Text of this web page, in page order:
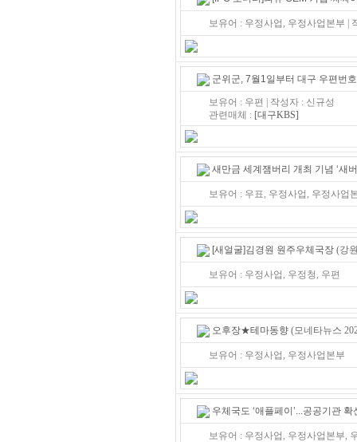
보유어 : 우정사업, 우정사업본부
군위군, 7월1일부터 대구 우편번
보유어 : 우편 | 작성자 : 신규성
관련매체 : [대구KBS]
새만금 세계잼버리 개최 기념 ‘새
보유어 : 우표, 우정사업, 우정사업
[새얼굴]김경원 원주우체국장 (강
보유어 : 우정사업, 우정청, 우편
오후장★테마동향 (모네타뉴스
보유어 : 우정사업, 우정사업본부
우체국도 ‘애플페이’...공공기관 확
보유어 : 우정사업, 우정사업본부,